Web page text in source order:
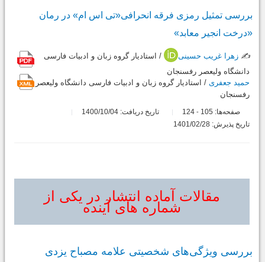
بررسی تمثیل رمزی فرقه انحرافی«تی اس ام» در رمان
«درخت انجیر معابد»
✍️ زهرا غریب حسینی
/ استادیار گروه زبان و ادبیات فارسی
دانشگاه ولیعصر رفسنجان
حمید جعفری / استادیار گروه زبان و ادبیات فارسی دانشگاه ولیعصر
رفسنجان
صفحه‌ها: 105
-
تاریخ دریافت: 1400/10/04
تاریخ پذیرش: 1401/02/28
مقالات آماده انتشار در یکی از
شماره های آینده
بررسی ویژگی‌های شخصیتی علامه مصباح یزدی